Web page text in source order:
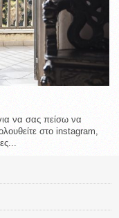
να σας πείσω να
στο instagram,